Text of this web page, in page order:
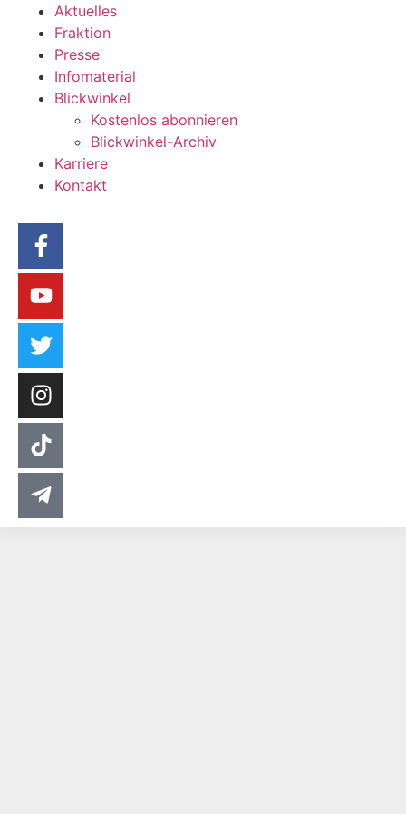
Aktuelles
Fraktion
Presse
Infomaterial
Blickwinkel
Kostenlos abonnieren
Blickwinkel-Archiv
Karriere
Kontakt